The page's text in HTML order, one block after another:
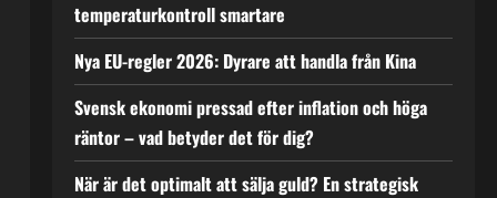
temperaturkontroll smartare
Nya EU-regler 2026: Dyrare att handla från Kina
Svensk ekonomi pressad efter inflation och höga
räntor – vad betyder det för dig?
När är det optimalt att sälja guld? En strategisk